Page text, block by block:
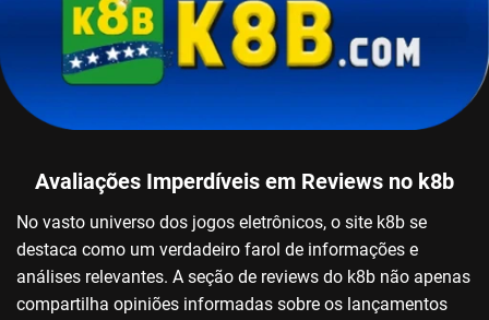
Avaliações Imperdíveis em Reviews no k8b
No vasto universo dos jogos eletrônicos, o site k8b se
destaca como um verdadeiro farol de informações e
análises relevantes. A seção de reviews do k8b não apenas
compartilha opiniões informadas sobre os lançamentos